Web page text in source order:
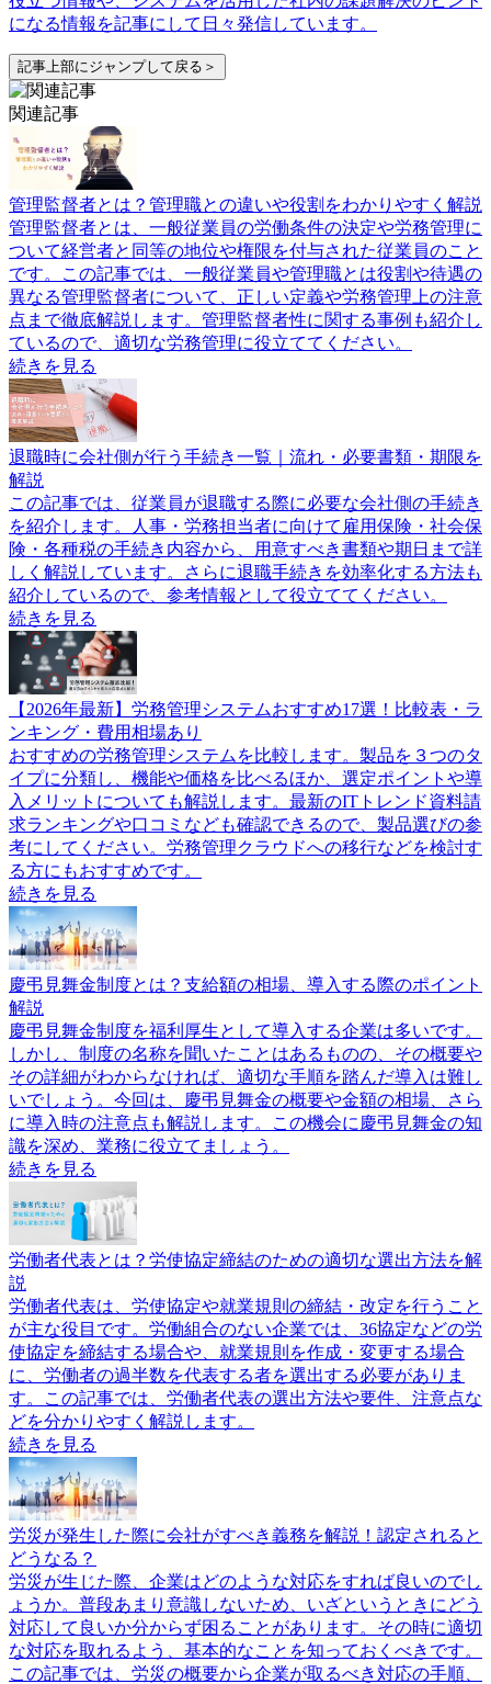
になる情報を記事にして日々発信しています。
記事上部にジャンプして戻る＞
関連記事
管理監督者とは？管理職との違いや役割をわかりやすく解説
管理監督者とは、一般従業員の労働条件の決定や労務管理に
ついて経営者と同等の地位や権限を付与された従業員のこと
です。この記事では、一般従業員や管理職とは役割や待遇の
異なる管理監督者について、正しい定義や労務管理上の注意
点まで徹底解説します。管理監督者性に関する事例も紹介し
ているので、適切な労務管理に役立ててください。
続きを見る
退職時に会社側が行う手続き一覧｜流れ・必要書類・期限を
解説
この記事では、従業員が退職する際に必要な会社側の手続き
を紹介します。人事・労務担当者に向けて雇用保険・社会保
険・各種税の手続き内容から、用意すべき書類や期日まで詳
しく解説しています。さらに退職手続きを効率化する方法も
紹介しているので、参考情報として役立ててください。
続きを見る
【2026年最新】労務管理システムおすすめ17選！比較表・ラ
ンキング・費用相場あり
おすすめの労務管理システムを比較します。製品を３つのタ
イプに分類し、機能や価格を比べるほか、選定ポイントや導
入メリットについても解説します。最新のITトレンド資料請
求ランキングや口コミなども確認できるので、製品選びの参
考にしてください。労務管理クラウドへの移行などを検討す
る方にもおすすめです。
続きを見る
慶弔見舞金制度とは？支給額の相場、導入する際のポイント
解説
慶弔見舞金制度を福利厚生として導入する企業は多いです。
しかし、制度の名称を聞いたことはあるものの、その概要や
その詳細がわからなければ、適切な手順を踏んだ導入は難し
いでしょう。今回は、慶弔見舞金の概要や金額の相場、さら
に導入時の注意点も解説します。この機会に慶弔見舞金の知
識を深め、業務に役立てましょう。
続きを見る
労働者代表とは？労使協定締結のための適切な選出方法を解
説
労働者代表は、労使協定や就業規則の締結・改定を行うこと
が主な役目です。労働組合のない企業では、36協定などの労
使協定を締結する場合や、就業規則を作成・変更する場合
に、労働者の過半数を代表する者を選出する必要がありま
す。この記事では、労働者代表の選出方法や要件、注意点な
どを分かりやすく解説します。
続きを見る
労災が発生した際に会社がすべき義務を解説！認定されると
どうなる？
労災が生じた際、企業はどのような対応をすれば良いのでし
ょうか。普段あまり意識しないため、いざというときにどう
対応して良いか分からず困ることがあります。その時に適切
な対応を取れるよう、基本的なことを知っておくべきです。
この記事では、労災の概要から企業が取るべき対応の手順、